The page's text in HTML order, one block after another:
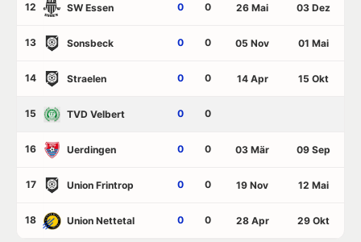
12 SW Essen 0 0 26 Mai 03 Dez
13 Sonsbeck 0 0 05 Nov 01 Mai
14 Straelen 0 0 14 Apr 15 Okt
15 TVD Velbert 0 0
16 Uerdingen 0 0 03 Mär 09 Sep
17 Union Frintrop 0 0 19 Nov 12 Mai
18 Union Nettetal 0 0 28 Apr 29 Okt